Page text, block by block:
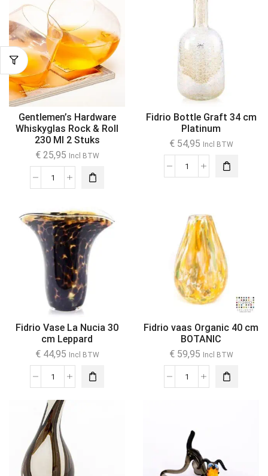
Gentlemen’s Hardware
Whiskyglas Rock & Roll
230 Ml 2 Stuks
€25,95 Incl BTW
Fidrio Bottle Graft 34 cm
Platinum
€54,95 Incl BTW
Fidrio Vase La Nucia 30
cm Leppard
€44,95 Incl BTW
Fidrio vaas Organic 40 cm
BOTANIC
€59,95 Incl BTW